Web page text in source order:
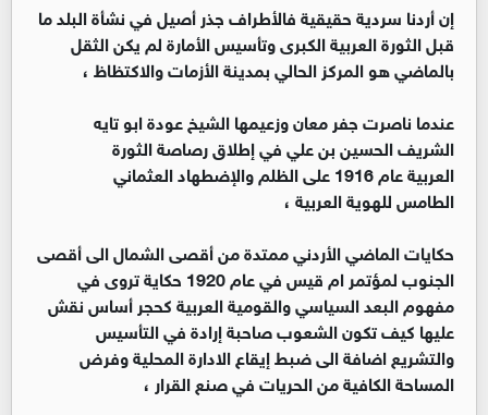
إن أردنا سردية حقيقية فالأطراف جذر أصيل في نشأة البلد ما
قبل الثورة العربية الكبرى وتأسيس الأمارة لم يكن الثقل
بالماضي هو المركز الحالي بمدينة الأزمات والاكتظاظ ،
عندما ناصرت جفر معان وزعيمها الشيخ عودة ابو تايه
الشريف الحسين بن علي في إطلاق رصاصة الثورة
العربية عام 1916 على الظلم والإضطهاد العثماني
الطامس للهوية العربية ،
حكايات الماضي الأردني ممتدة من أقصى الشمال الى أقصى
الجنوب لمؤتمر ام قيس في عام 1920 حكاية تروى في
مفهوم البعد السياسي والقومية العربية كحجر أساس نقش
عليها كيف تكون الشعوب صاحبة إرادة في التأسيس
والتشريع اضافة الى ضبط إيقاع الادارة المحلية وفرض
المساحة الكافية من الحريات في صنع القرار ،